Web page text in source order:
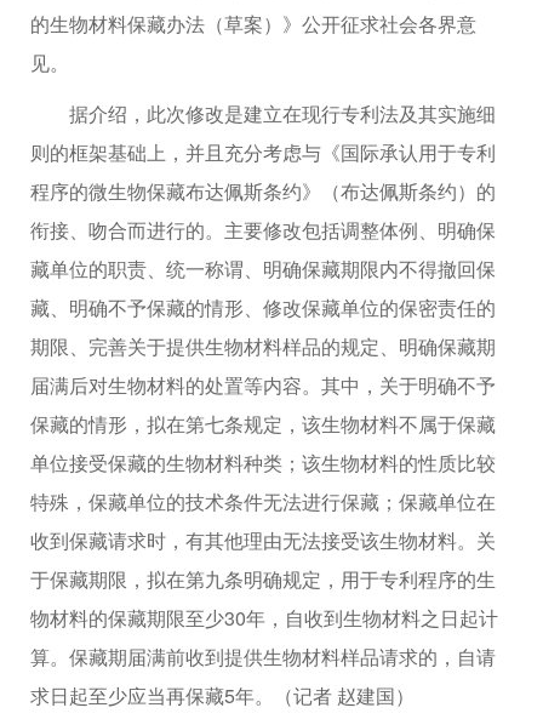
的生物材料保藏办法（草案）》公开征求社会各界意
见。
据介绍，此次修改是建立在现行专利法及其实施细
则的框架基础上，并且充分考虑与《国际承认用于专利
程序的微生物保藏布达佩斯条约》（布达佩斯条约）的
衔接、吻合而进行的。主要修改包括调整体例、明确保
藏单位的职责、统一称谓、明确保藏期限内不得撤回保
藏、明确不予保藏的情形、修改保藏单位的保密责任的
期限、完善关于提供生物材料样品的规定、明确保藏期
届满后对生物材料的处置等内容。其中，关于明确不予
保藏的情形，拟在第七条规定，该生物材料不属于保藏
单位接受保藏的生物材料种类；该生物材料的性质比较
特殊，保藏单位的技术条件无法进行保藏；保藏单位在
收到保藏请求时，有其他理由无法接受该生物材料。关
于保藏期限，拟在第九条明确规定，用于专利程序的生
物材料的保藏期限至少30年，自收到生物材料之日起计
算。保藏期届满前收到提供生物材料样品请求的，自请
求日起至少应当再保藏5年。（记者 赵建国）